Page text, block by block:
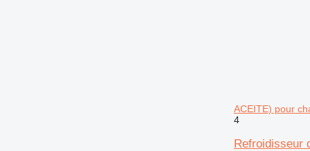
ACEITE) pour
4
Refroidisseur